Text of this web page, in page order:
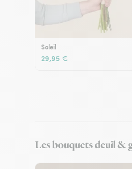
Soleil
29,95 €
Les bouquets deuil &